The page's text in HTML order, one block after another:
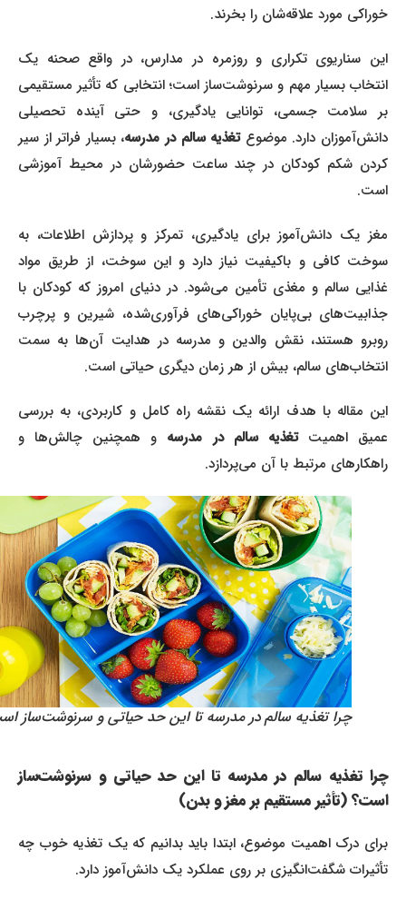
خوراکی مورد علاقه‌شان را بخرند.
این سناریوی تکراری و روزمره در مدارس، در واقع صحنه یک
انتخاب بسیار مهم و سرنوشت‌ساز است؛ انتخابی که تأثیر مستقیمی
بر سلامت جسمی، توانایی یادگیری، و حتی آینده تحصیلی
دانش‌آموزان دارد. موضوعتغذیه سالم در مدرسه، بسیار فراتر از سیر
کردن شکم کودکان در چند ساعت حضورشان در محیط آموزشی
است.
مغز یک دانش‌آموز برای یادگیری، تمرکز و پردازش اطلاعات، به
سوخت کافی و باکیفیت نیاز دارد و این سوخت، از طریق مواد
غذایی سالم و مغذی تأمین می‌شود. در دنیای امروز که کودکان با
جذابیت‌های بی‌پایان خوراکی‌های فرآوری‌شده، شیرین و پرچرب
روبرو هستند، نقش والدین و مدرسه در هدایت آن‌ها به سمت
انتخاب‌های سالم، بیش از هر زمان دیگری حیاتی است.
این مقاله با هدف ارائه یک نقشه راه کامل و کاربردی، به بررسی
عمیق اهمیتتغذیه سالم در مدرسهو همچنین چالش‌ها و
راهکارهای مرتبط با آن می‌پردازد.
چرا تغذیه سالم در مدرسه تا این حد حیاتی و سرنوشت‌ساز است؟
چرا تغذیه سالم در مدرسه تا این حد حیاتی و سرنوشت‌ساز
است؟ (تأثیر مستقیم بر مغز و بدن)
برای درک اهمیت موضوع، ابتدا باید بدانیم که یک تغذیه خوب چه
تأثیرات شگفت‌انگیزی بر روی عملکرد یک دانش‌آموز دارد.